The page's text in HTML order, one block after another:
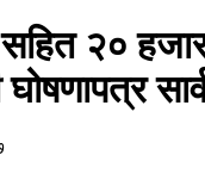
सहित २०